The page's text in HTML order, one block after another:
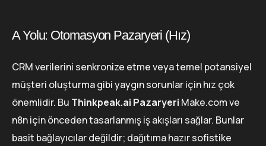
A Yolu: Otomasyon Pazaryeri (Hız)
CRM verilerini senkronize etme veya temel potansiyel
müşteri oluşturma gibi yaygın sorunlar için hız çok
önemlidir. Bu Thinkpeak.ai Pazaryeri Make.com ve
n8n için önceden tasarlanmış iş akışları sağlar. Bunlar
basit bağlayıcılar değildir; dağıtıma hazır sofistike